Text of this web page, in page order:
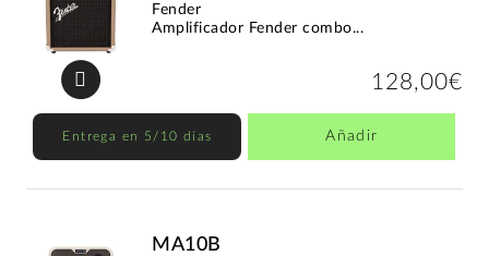
Fender
Amplificador Fender combo...
128,00€
Entrega en 5/10 días Añadir
MA10B